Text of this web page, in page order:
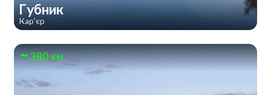
Губник
Кар'єр
380 км